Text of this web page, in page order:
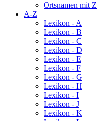
Ortsnamen mit Z
A-Z
Lexikon - A
Lexikon - B
Lexikon - C
Lexikon - D
Lexikon - E
Lexikon - F
Lexikon - G
Lexikon - H
Lexikon - I
Lexikon - J
Lexikon - K